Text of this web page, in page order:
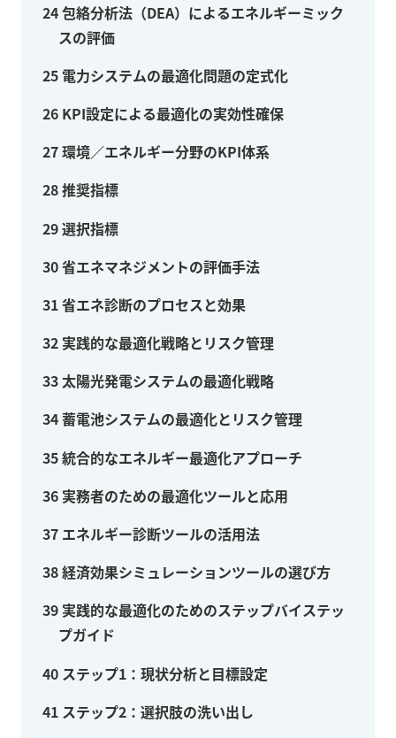
24包絡分析法（DEA）によるエネルギーミック
スの評価
25 電力システムの最適化問題の定式化
26 KPI設定による最適化の実効性確保
27環境／エネルギー分野のKPI体系
28推奨指標
29選択指標
30省エネマネジメントの評価手法
31省エネ診断のプロセスと効果
32 実践的な最適化戦略とリスク管理
33 太陽光発電システムの最適化戦略
34蓄電池システムの最適化とリスク管理
35統合的なエネルギー最適化アプローチ
36 実務者のための最適化ツールと応用
37 エネルギー診断ツールの活用法
38経済効果シミュレーションツールの選び方
39 実践的な最適化のためのステップバイステッ
プガイド
40 ステップ1：現状分析と目標設定
41 ステップ2：選択肢の洗い出し